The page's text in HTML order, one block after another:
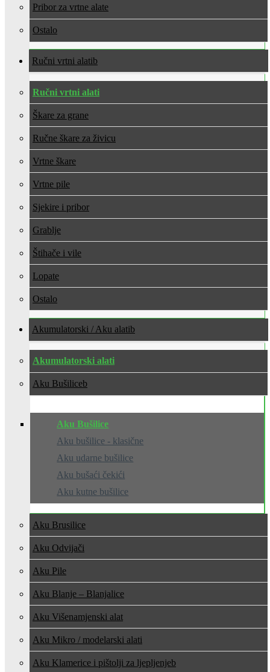
Pribor za vrtne alate
Ostalo
Ručni vrtni alati
Ručni vrtni alati
Škare za grane
Ručne škare za živicu
Vrtne škare
Vrtne pile
Sjekire i pribor
Grablje
Štihače i vile
Lopate
Ostalo
Akumulatorski / Aku alati
Akumulatorski alati
Aku Bušilice
Aku Bušilice
Aku bušilice - klasične
Aku udarne bušilice
Aku bušaći čekići
Aku kutne bušilice
Aku Brusilice
Aku Odvijači
Aku Pile
Aku Blanje – Blanjalice
Aku Višenamjenski alat
Aku Mikro / modelarski alati
Aku Klamerice i pištolji za ljepljenje